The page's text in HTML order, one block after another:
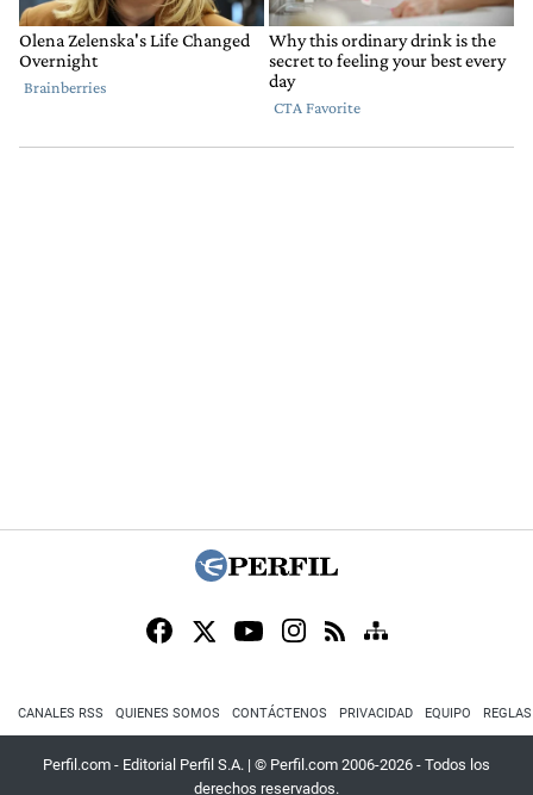
CANALES RSS QUIENES SOMOS CONTÁCTENOS PRIVACIDAD EQUIPO
Perfil.com - Editorial Perfil S.A. | © Perfil.com 2006-2026 - Todos los
derechos reservados.